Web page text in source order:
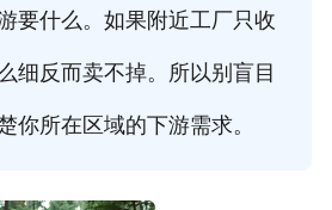
要什么。如果附近工厂只收
细反而卖不掉。所以别盲目
你所在区域的下游需求。